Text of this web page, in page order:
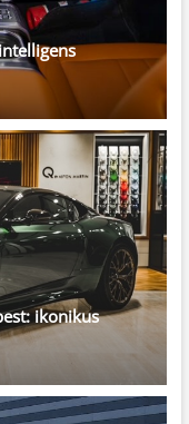
ikonikus